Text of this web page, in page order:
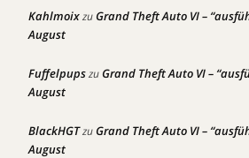
KahlmoixzuGrand Theft Auto VI –
August
FuffelpupszuGrand Theft Auto VI –
August
BlackHGTzuGrand Theft Auto VI –
August